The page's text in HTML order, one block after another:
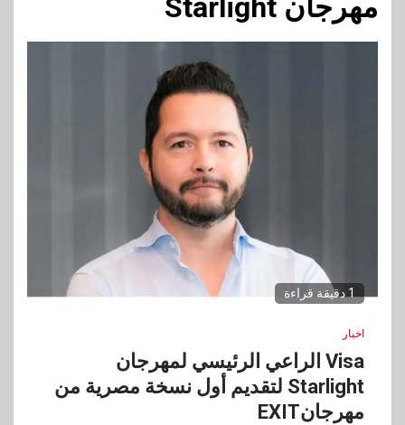
مهرجان Starlight
1 دقيقة قراءة
اخبار
Visa الراعي الرئيسي لمهرجان
Starlight لتقديم أول نسخة مصرية من
مهرجانEXIT